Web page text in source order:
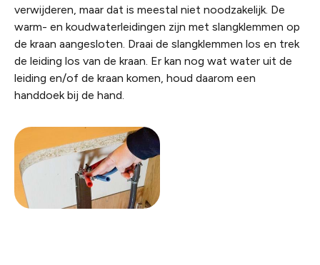
verwijderen, maar dat is meestal niet noodzakelijk. De
warm- en koudwaterleidingen zijn met slangklemmen op
de kraan aangesloten. Draai de slangklemmen los en trek
de leiding los van de kraan. Er kan nog wat water uit de
leiding en/of de kraan komen, houd daarom een
handdoek bij de hand.